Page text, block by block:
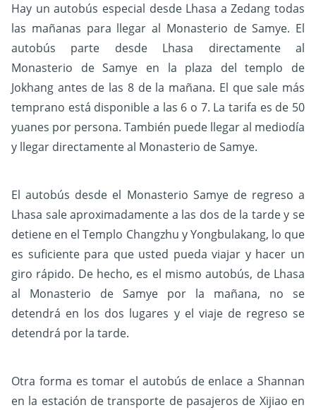
Hay un autobús especial desde Lhasa a Zedang todas
las mañanas para llegar al Monasterio de Samye. El
autobús parte desde Lhasa directamente al
Monasterio de Samye en la plaza del templo de
Jokhang antes de las 8 de la mañana. El que sale más
temprano está disponible a las 6 o 7. La tarifa es de 50
yuanes por persona. También puede llegar al mediodía
y llegar directamente al Monasterio de Samye.
El autobús desde el Monasterio Samye de regreso a
Lhasa sale aproximadamente a las dos de la tarde y se
detiene en el Templo Changzhu y Yongbulakang, lo que
es suficiente para que usted pueda viajar y hacer un
giro rápido. De hecho, es el mismo autobús, de Lhasa
al Monasterio de Samye por la mañana, no se
detendrá en los dos lugares y el viaje de regreso se
detendrá por la tarde.
Otra forma es tomar el autobús de enlace a Shannan
en la estación de transporte de pasajeros de Xijiao en